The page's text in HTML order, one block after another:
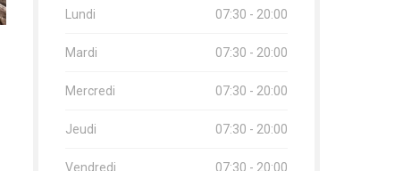
Lundi 07:30 - 20:00
Mardi 07:30 - 20:00
Mercredi 07:30 - 20:00
Jeudi 07:30 - 20:00
Vendredi 07:30 - 20:00